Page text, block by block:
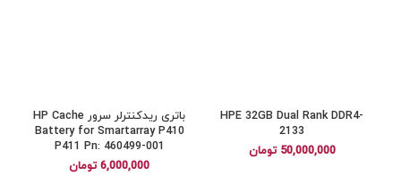
HPE 32GB Dual Rank DDR4-
2133
50,000,000 تومان
باتری ریدکنترلر سرور HP Cache
Battery for Smartarray P410
P411 Pn: 460499-001
6,000,000 تومان